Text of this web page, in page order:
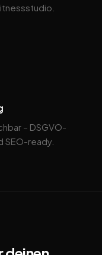
– DSGVO-
SEO-ready.